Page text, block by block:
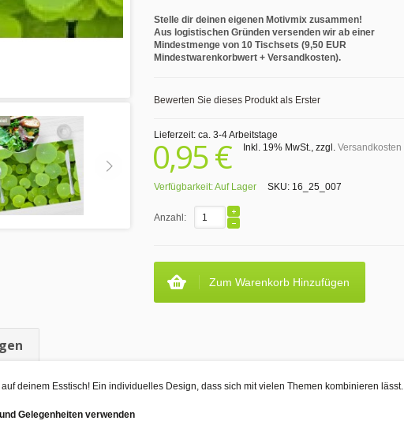
Stelle dir deinen eigenen Motivmix zusammen!
Aus logistischen Gründen versenden wir ab einer
Mindestmenge von 10 Tischsets (9,50 EUR
Mindestwarenkorbwert + Versandkosten).
Bewerten Sie dieses Produkt als Erster
Lieferzeit: ca. 3-4 Arbeitstage
0,95 € Inkl. 19% MwSt., zzgl. Versandkosten
Verfügbarkeit:Auf Lager SKU: 16_25_007
Anzahl:
Zum Warenkorb Hinzufügen
deinem Esstisch! Ein individuelles Design, dass sich mit vielen Themen kombinieren lässt.
Gelegenheiten verwenden